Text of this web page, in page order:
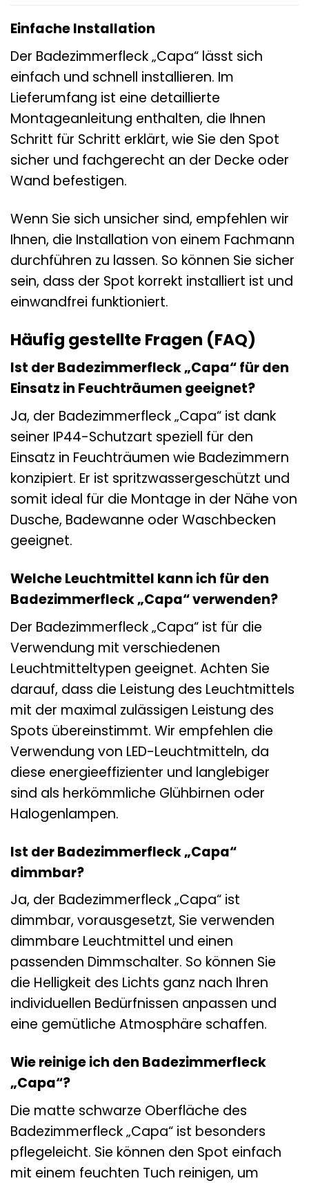
Einfache Installation
Der Badezimmerfleck „Capa“ lässt sich
einfach und schnell installieren. Im
Lieferumfang ist eine detaillierte
Montageanleitung enthalten, die Ihnen
Schritt für Schritt erklärt, wie Sie den Spot
sicher und fachgerecht an der Decke oder
Wand befestigen.
Wenn Sie sich unsicher sind, empfehlen wir
Ihnen, die Installation von einem Fachmann
durchführen zu lassen. So können Sie sicher
sein, dass der Spot korrekt installiert ist und
einwandfrei funktioniert.
Häufig gestellte Fragen (FAQ)
Ist der Badezimmerfleck „Capa“ für den
Einsatz in Feuchträumen geeignet?
Ja, der Badezimmerfleck „Capa“ ist dank
seiner IP44-Schutzart speziell für den
Einsatz in Feuchträumen wie Badezimmern
konzipiert. Er ist spritzwassergeschützt und
somit ideal für die Montage in der Nähe von
Dusche, Badewanne oder Waschbecken
geeignet.
Welche Leuchtmittel kann ich für den
Badezimmerfleck „Capa“ verwenden?
Der Badezimmerfleck „Capa“ ist für die
Verwendung mit verschiedenen
Leuchtmitteltypen geeignet. Achten Sie
darauf, dass die Leistung des Leuchtmittels
mit der maximal zulässigen Leistung des
Spots übereinstimmt. Wir empfehlen die
Verwendung von LED-Leuchtmitteln, da
diese energieeffizienter und langlebiger
sind als herkömmliche Glühbirnen oder
Halogenlampen.
Ist der Badezimmerfleck „Capa“
dimmbar?
Ja, der Badezimmerfleck „Capa“ ist
dimmbar, vorausgesetzt, Sie verwenden
dimmbare Leuchtmittel und einen
passenden Dimmschalter. So können Sie
die Helligkeit des Lichts ganz nach Ihren
individuellen Bedürfnissen anpassen und
eine gemütliche Atmosphäre schaffen.
Wie reinige ich den Badezimmerfleck
„Capa“?
Die matte schwarze Oberfläche des
Badezimmerfleck „Capa“ ist besonders
pflegeleicht. Sie können den Spot einfach
mit einem feuchten Tuch reinigen, um